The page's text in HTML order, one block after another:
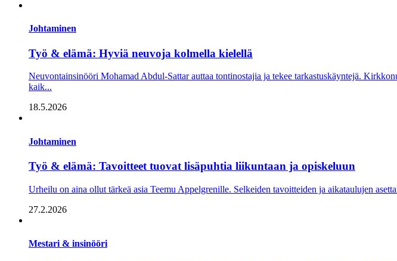
Johtaminen
Työ & elämä: Hyviä neuvoja kolmella kielellä
Neuvontainsinööri Mohamad Abdul-Sattar auttaa tontinostajia ja tekee tarkastuskäyntejä.
kaik...
18.5.2026
Johtaminen
Työ & elämä: Tavoitteet tuovat lisäpuhtia liikuntaan ja opiskeluun
Urheilu on aina ollut tärkeä asia Teemu Appelgrenille. Selkeiden tavoitteiden ja aikataulujen
27.2.2026
Mestari & insinööri